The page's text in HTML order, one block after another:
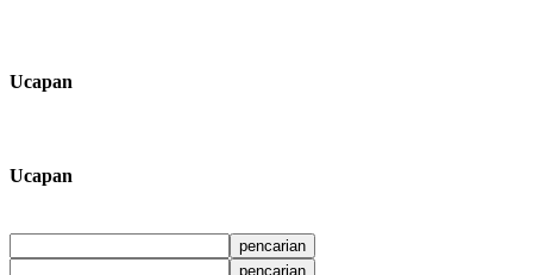
Ucapan
Ucapan